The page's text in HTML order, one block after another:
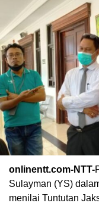
onlinentt.com-NTT-
Sulayman (YS)
menilai Tuntutan